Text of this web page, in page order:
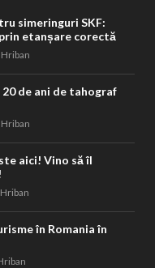
simeringuri SKF:
etanșare corectă
de ani de tahograf
aici! Vino să îl
în Romania în